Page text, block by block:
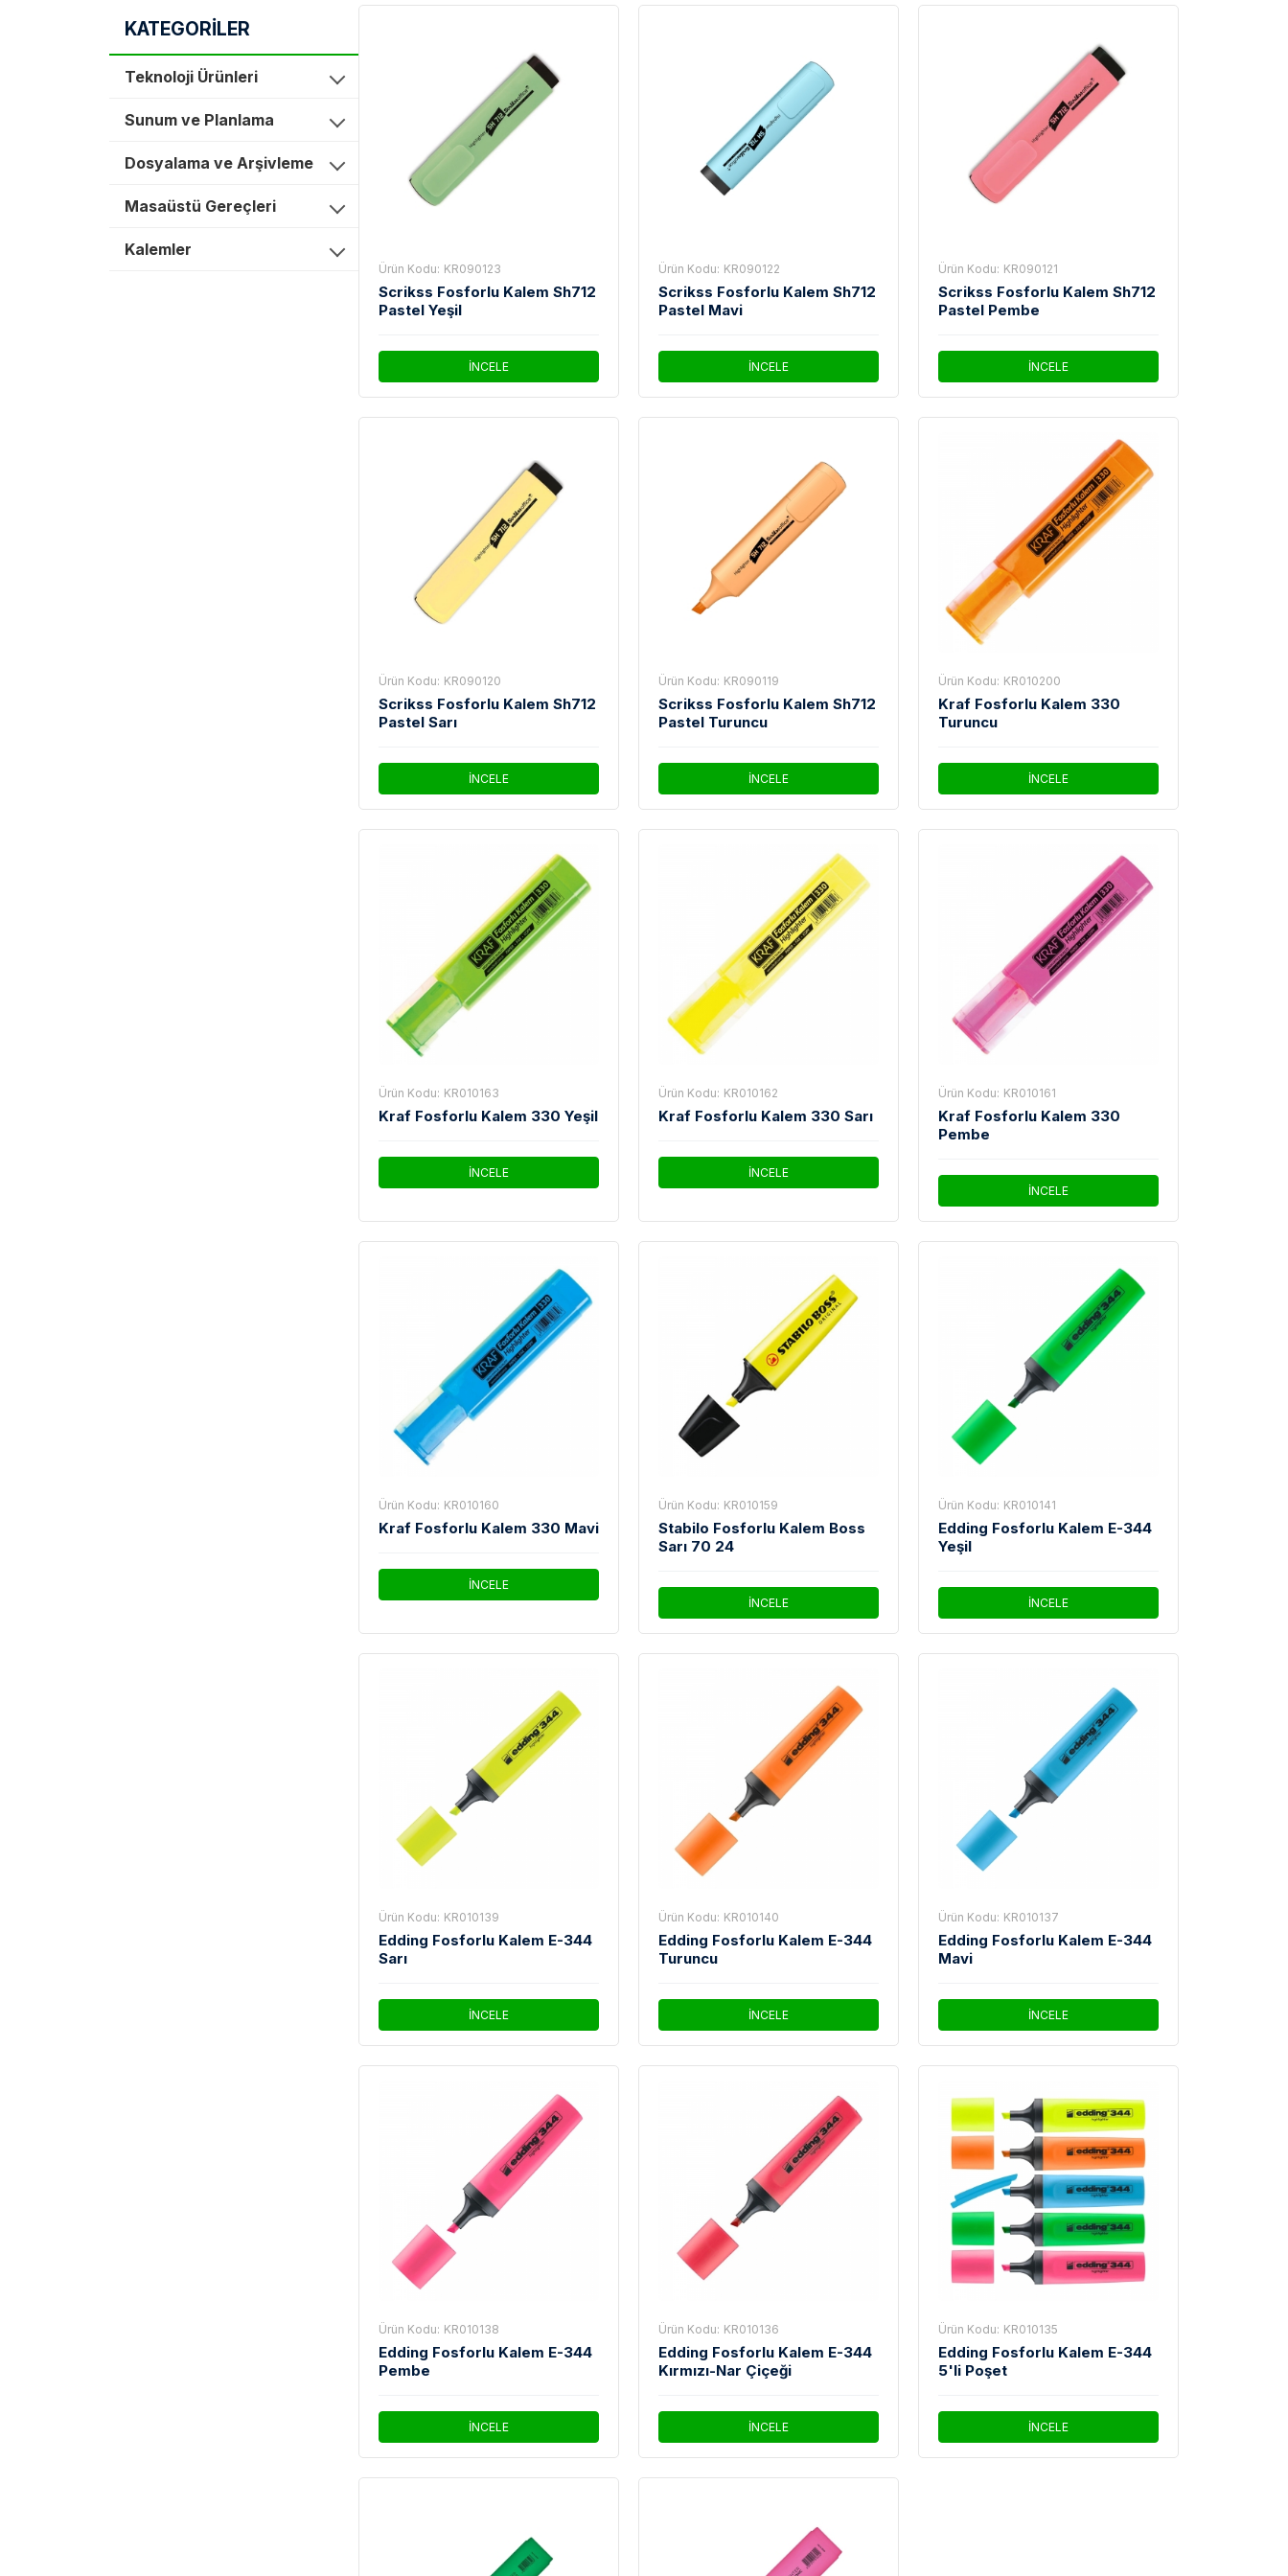
KATEGORİLER
Teknoloji Ürünleri
Sunum ve Planlama
Dosyalama ve Arşivleme
Masaüstü Gereçleri
Kalemler
Ürün Kodu: KR090123
Scrikss Fosforlu Kalem Sh712
Pastel Yeşil
İNCELE
Ürün Kodu: KR090122
Scrikss Fosforlu Kalem Sh712
Pastel Mavi
İNCELE
Ürün Kodu: KR090121
Scrikss Fosforlu Kalem Sh712
Pastel Pembe
İNCELE
Ürün Kodu: KR090120
Scrikss Fosforlu Kalem Sh712
Pastel Sarı
İNCELE
Ürün Kodu: KR090119
Scrikss Fosforlu Kalem Sh712
Pastel Turuncu
İNCELE
Ürün Kodu: KR010200
Kraf Fosforlu Kalem 330
Turuncu
İNCELE
Ürün Kodu: KR010163
Kraf Fosforlu Kalem 330 Yeşil
İNCELE
Ürün Kodu: KR010162
Kraf Fosforlu Kalem 330 Sarı
İNCELE
Ürün Kodu: KR010161
Kraf Fosforlu Kalem 330
Pembe
İNCELE
Ürün Kodu: KR010160
Kraf Fosforlu Kalem 330 Mavi
İNCELE
Ürün Kodu: KR010159
Stabilo Fosforlu Kalem Boss
Sarı 70 24
İNCELE
Ürün Kodu: KR010141
Edding Fosforlu Kalem E-344
Yeşil
İNCELE
Ürün Kodu: KR010139
Edding Fosforlu Kalem E-344
Sarı
İNCELE
Ürün Kodu: KR010140
Edding Fosforlu Kalem E-344
Turuncu
İNCELE
Ürün Kodu: KR010137
Edding Fosforlu Kalem E-344
Mavi
İNCELE
Ürün Kodu: KR010138
Edding Fosforlu Kalem E-344
Pembe
İNCELE
Ürün Kodu: KR010136
Edding Fosforlu Kalem E-344
Kırmızı-Nar Çiçeği
İNCELE
Ürün Kodu: KR010135
Edding Fosforlu Kalem E-344
5'li Poşet
İNCELE